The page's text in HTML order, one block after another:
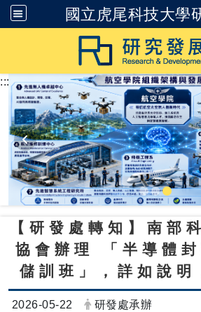
國立虎尾科技大學
跳到主要內
:::
【研發處轉知】南部
協會辦理
「半導體
儲訓班」，詳如說明
日期：
2026-05-22 發布者：
研發處承辦